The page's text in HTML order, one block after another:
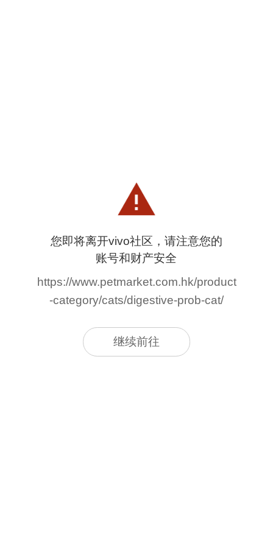
您即将离开vivo社区，请注意您的
账号和财产安全
https://www.petmarket.com.hk/product
-category/cats/digestive-prob-cat/
继续前往